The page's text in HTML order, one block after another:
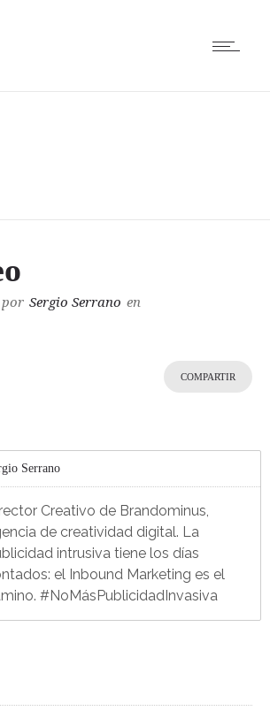
por Sergio Serrano en
COMPARTIR
Serrano
Creativo de Brandominus,
de creatividad digital. La
intrusiva tiene los días
el Inbound Marketing es el
#NoMásPublicidadInvasiva